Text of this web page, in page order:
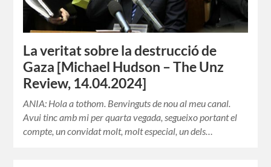
La veritat sobre la destrucció de
Gaza [Michael Hudson – The Unz
Review, 14.04.2024]
ANIA: Hola a tothom. Benvinguts de nou al meu canal.
Avui tinc amb mi per quarta vegada, segueixo portant el
compte, un convidat molt, molt especial, un dels…